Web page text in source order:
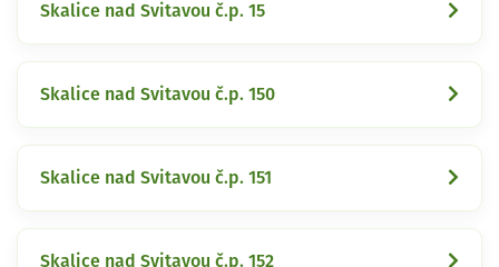
Skalice nad Svitavou č.p. 15
Skalice nad Svitavou č.p. 150
Skalice nad Svitavou č.p. 151
Skalice nad Svitavou č.p. 152